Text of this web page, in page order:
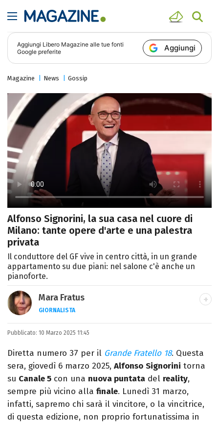
Aggiungi Libero Magazine alle tue fonti
Google preferite
Aggiungi
Magazine News Gossip
Alfonso Signorini, la sua casa nel cuore di
Milano: tante opere d'arte e una palestra
privata
Il conduttore del GF vive in centro città, in un grande
appartamento su due piani: nel salone c'è anche un
pianoforte.
Mara Fratus
GIORNALISTA
Nella mia vita non possono mancare, il
sul comodino, insieme a un romanzo di
Zafon.
Pubblicato: 10 Marzo 2025 11:45
Diretta numero 37 per il Grande Fratello 18. Questa
sera, giovedì 6 marzo 2025, Alfonso Signorini torna
su Canale 5 con una nuova puntata del reality,
sempre più vicino alla finale. Lunedì 31 marzo,
infatti, sapremo chi sarà il vincitore, o la vincitrice,
di questa edizione, non proprio fortunatissima in